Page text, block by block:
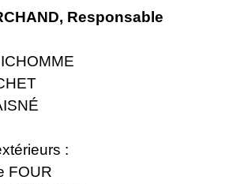
Responsable
:
FOUR